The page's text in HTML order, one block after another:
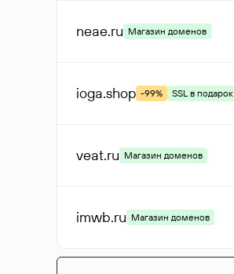
neae.ru Магазин доменов
ioga.shop -99% SSL в подарок
veat.ru Магазин доменов
imwb.ru Магазин доменов